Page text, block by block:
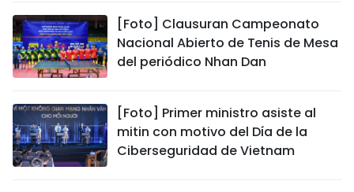
[Foto] Clausuran Campeonato
Nacional Abierto de Tenis de Mesa
del periódico Nhan Dan
[Foto] Primer ministro asiste al
mitin con motivo del Día de la
Ciberseguridad de Vietnam